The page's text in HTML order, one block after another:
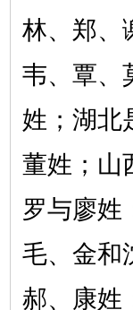
林、郑、
韦、覃、
姓；湖北
董姓；山
罗与廖姓
毛、金和
郝、康姓